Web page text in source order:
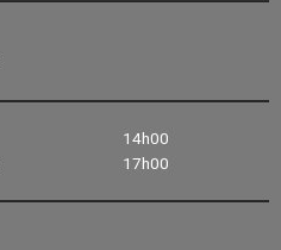
14h00
17h00